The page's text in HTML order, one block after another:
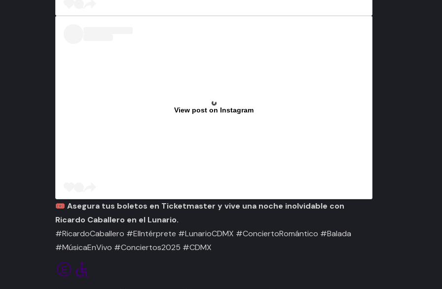
View post on Instagram
🎟️ Asegura tus boletos en Ticketmaster y vive una noche inolvidable con
Ricardo Caballero en el Lunario.
#RicardoCaballero #ElIntérprete #LunarioCDMX #ConciertoRomántico #Balada
#MúsicaEnVivo #Conciertos2025 #CDMX